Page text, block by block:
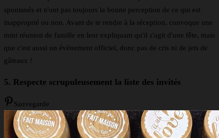
spontanés et n'ont pas toujours la bonne perception de ce qui est
inapproprié ou non. Avant de te rendre à la réception, convoque une
mini réunion de famille en leur expliquant qu'il s'agit d'une fête, mais
que c'est aussi un événement officiel, donc pas de cris ni de jets de
gâteaux !
5. Respecte scrupuleusement la liste des invités
Sauvegarde